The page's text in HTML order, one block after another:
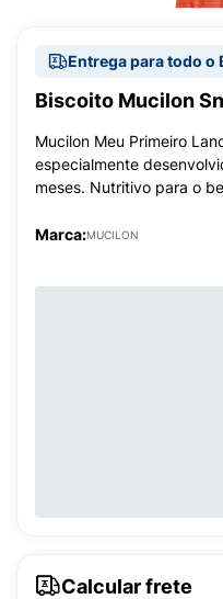
Entrega para todo o
Biscoito Mucilon
Mucilon Meu Primeiro
especialmente
meses. Nutritivo para o
Marca:MUCILON
Calcular frete